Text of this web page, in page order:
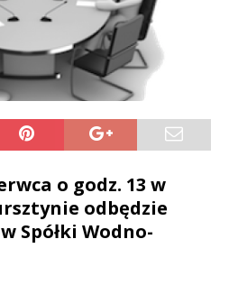
o godz. 13 w
odbędzie
Spółki Wodno-